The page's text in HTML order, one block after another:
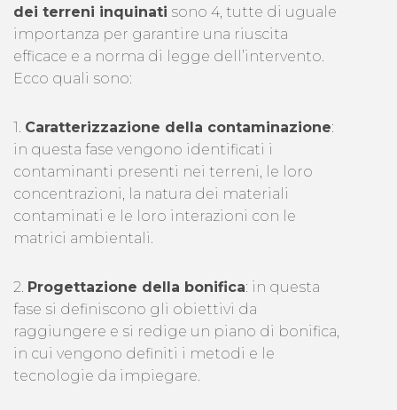
dei terreni inquinati sono 4, tutte di uguale
importanza per garantire una riuscita
efficace e a norma di legge dell’intervento.
Ecco quali sono:
1. Caratterizzazione della contaminazione:
in questa fase vengono identificati i
contaminanti presenti nei terreni, le loro
concentrazioni, la natura dei materiali
contaminati e le loro interazioni con le
matrici ambientali.
2. Progettazione della bonifica: in questa
fase si definiscono gli obiettivi da
raggiungere e si redige un piano di bonifica,
in cui vengono definiti i metodi e le
tecnologie da impiegare.